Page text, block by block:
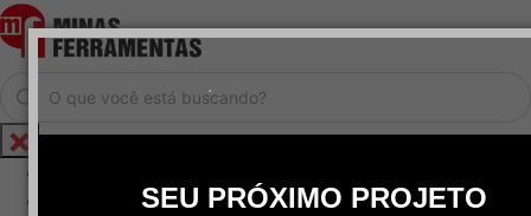
.
SEU PRÓXIMO PROJETO
Cadastrar / Logar